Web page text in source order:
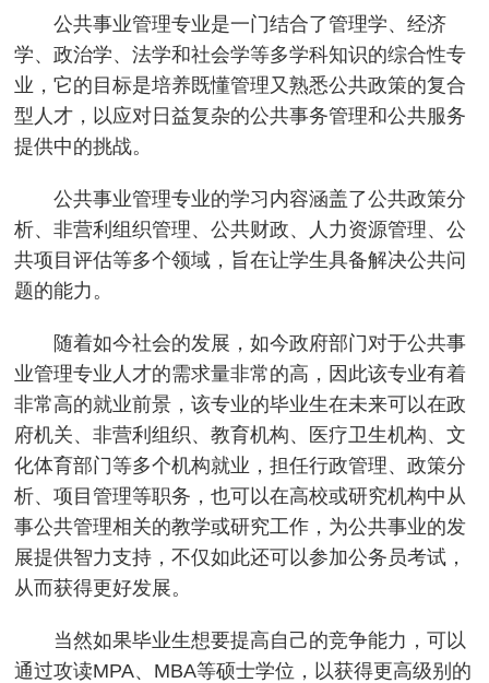
公共事业管理专业是一门结合了管理学、经济
学、政治学、法学和社会学等多学科知识的综合性专
业，它的目标是培养既懂管理又熟悉公共政策的复合
型人才，以应对日益复杂的公共事务管理和公共服务
提供中的挑战。
公共事业管理专业的学习内容涵盖了公共政策分
析、非营利组织管理、公共财政、人力资源管理、公
共项目评估等多个领域，旨在让学生具备解决公共问
题的能力。
随着如今社会的发展，如今政府部门对于公共事
业管理专业人才的需求量非常的高，因此该专业有着
非常高的就业前景，该专业的毕业生在未来可以在政
府机关、非营利组织、教育机构、医疗卫生机构、文
化体育部门等多个机构就业，担任行政管理、政策分
析、项目管理等职务，也可以在高校或研究机构中从
事公共管理相关的教学或研究工作，为公共事业的发
展提供智力支持，不仅如此还可以参加公务员考试，
从而获得更好发展。
当然如果毕业生想要提高自己的竞争能力，可以
通过攻读MPA、MBA等硕士学位，以获得更高级别的